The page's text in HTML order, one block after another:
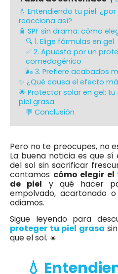
💧 Entendiendo tu piel:
reacciona así?
🧴 SPF sin drama: cómo
🔍 1. Elige fórmulas en gel
✅ 2. Apuesta por un
comedogénico
🌬️ 3. Prefiere acabados
✨ ¿Qué causa el efecto
🌟 Protector solar en gel:
piel grasa
💬 Conclusión
Pero no te preocupes, no
La buena noticia es que
del sol sin sacrificar
contamos cómo elegir el
de piel y qué hacer
empolvado, acartonado
odiamos.
Sigue leyendo para
proteger tu piel grasa
que el sol. ☀️
💧